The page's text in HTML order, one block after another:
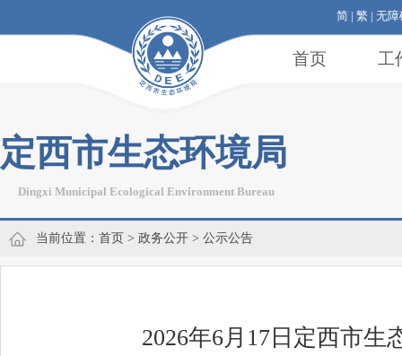
简 | 繁 | 无障
首页 工
定西市生态环境局
Dingxi Municipal Ecological Environment Bureau
当前位置： 首页 > 政务公开 > 公示公告
2026年6月17日定西市